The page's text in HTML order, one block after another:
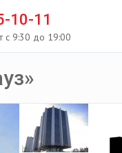
10-11
с 9:30 до 19:00